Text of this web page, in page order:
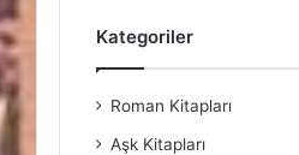
Kategoriler
Roman Kitapları
Aşk Kitapları